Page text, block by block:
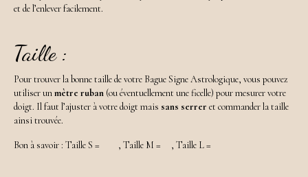
et de l’enlever facilement.
Taille :
Pour trouver la bonne taille de votre Bague Signe Astrologique, vous pouvez
utiliser unmètre ruban (ou éventuellement une ficelle) pour mesurer votre
doigt. Il faut l’ajuster à votre doigt mais sans serrer et commander la taille
ainsi trouvée.
Bon à savoir : Taille S = , Taille M = , Taille L =